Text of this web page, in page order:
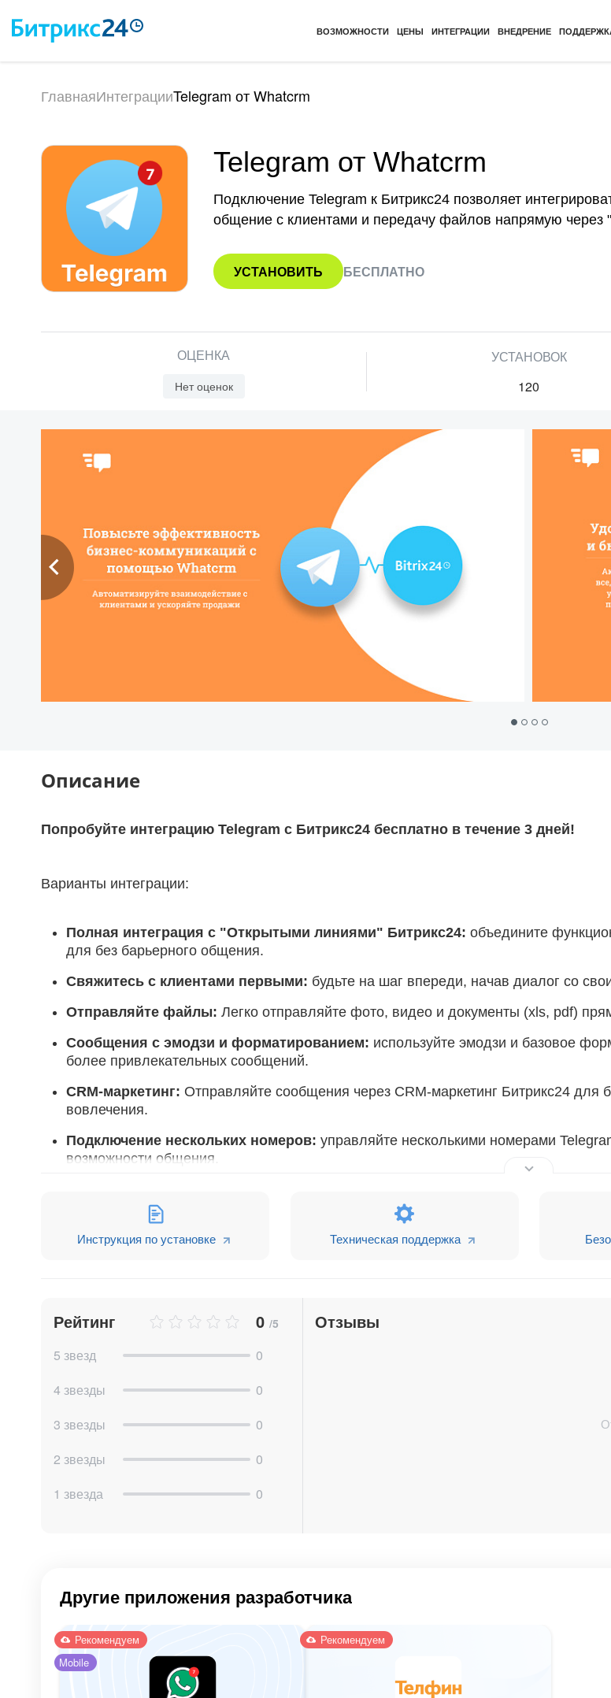
ВОЗМОЖНОСТИ ЦЕНЫ ИНТЕГРАЦИИ ВНЕДРЕНИЕ
ГлавнаяИнтеграцииTelegram от Whatcrm
Telegram от Whatcrm
Подключение Telegram к Битрикс24 позволяет
общение с клиентами и передачу файлов напрямую через
УСТАНОВИТЬ БЕСПЛАТНО
ОЦЕНКА
Нет оценок
УСТАНОВОК
120
Описание
Попробуйте интеграцию Telegram с Битрикс24 бесплатно в течение 3 дней!
Варианты интеграции:
Полная интеграция с "Открытыми линиями" Битрикс24: объедините
для без барьерного общения.
Свяжитесь с клиентами первыми: будьте на шаг впереди, начав диалог со
Отправляйте файлы: Легко отправляйте фото, видео и документы (xls, pdf)
Сообщения с эмодзи и форматированием: используйте эмодзи и базовое
более привлекательных сообщений.
CRM-маркетинг: Отправляйте сообщения через CRM-маркетинг Битрикс24 для
вовлечения.
Подключение нескольких номеров: управляйте несколькими номерами
возможности общения.
Отправка голосовых сообщений:
удобная отправка голосовых сообщений
Инструкция по установке Техническая поддержка
Рейтинг 0 /5
5 звезд
0
4 звезды
0
3 звезды
0
2 звезды
0
1 звезда
0
Отзывы
Другие приложения разработчика
Рекомендуем
Mobile
Рекомендуем